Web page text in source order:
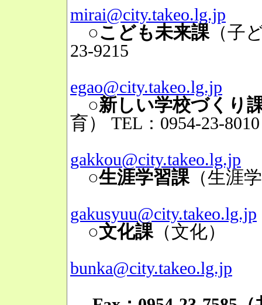
mirai@city.takeo.lg.jp
○こども未来課（子
23-9215
egao@city.takeo.lg.jp
○新しい学校づくり
育）
TEL：0954-23-8010
gakkou@city.takeo.lg.jp
○生涯学習課（生涯
gakusyuu@city.takeo.lg.jp
○文化課（文化）
bunka@city.takeo.lg.jp